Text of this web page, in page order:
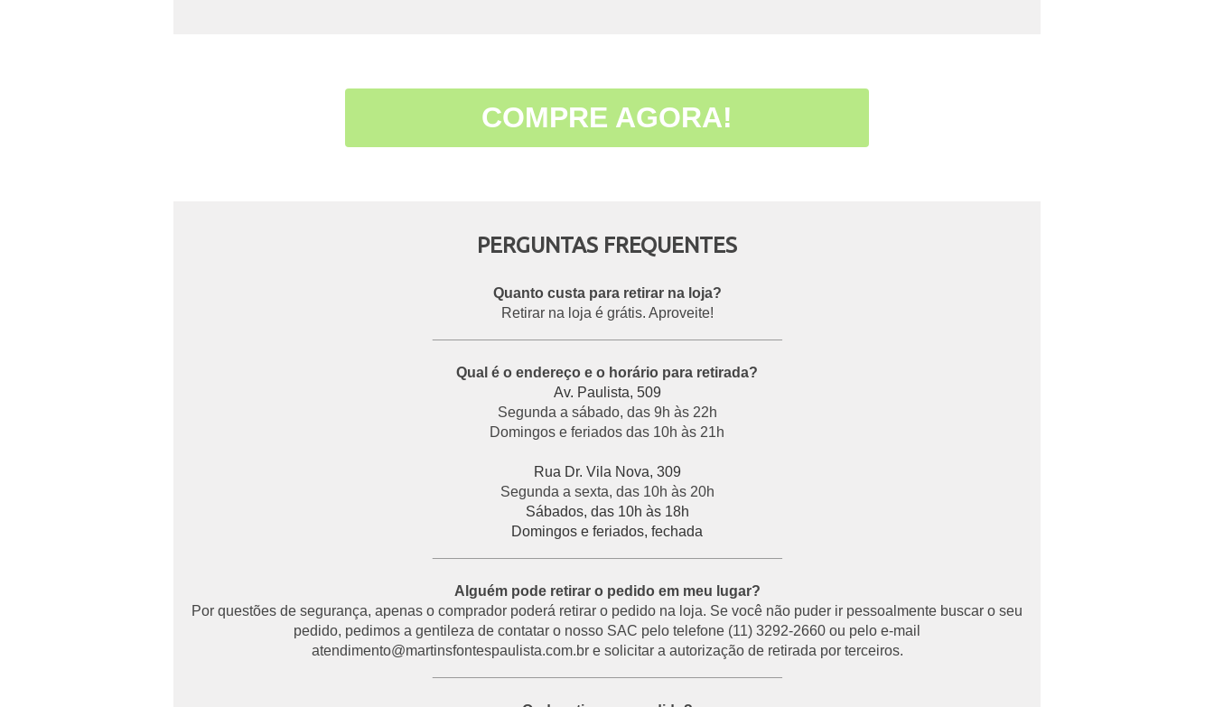
COMPRE AGORA!
PERGUNTAS FREQUENTES
Quanto custa para retirar na loja?
Retirar na loja é grátis. Aproveite!
Qual é o endereço e o horário para retirada?
Av. Paulista, 509
Segunda a sábado, das 9h às 22h
Domingos e feriados das 10h às 21h
Rua Dr. Vila Nova, 309
Segunda a sexta, das 10h às 20h
Sábados, das 10h às 18h
Domingos e feriados, fechada
Alguém pode retirar o pedido em meu lugar?
Por questões de segurança, apenas o comprador poderá retirar o pedido na loja. Se você não puder ir pessoalmente buscar o seu
pedido, pedimos a gentileza de contatar o nosso SAC pelo telefone (11) 3292-2660 ou pelo e-mail
atendimento@martinsfontespaulista.com.br e solicitar a autorização de retirada por terceiros.